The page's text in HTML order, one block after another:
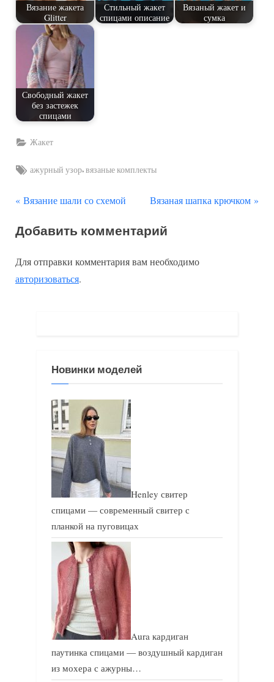
Вязание жакета
Glitter
Стильный жакет
спицами описание
Вязаный жакет и
сумка
Свободный жакет
без застежек
спицами
Жакет
Tags:
ажурный узор,вязаные комплекты
Навигация
по
записям
П
е
ы
д
Вязание шали со схемой
С
е
у
Вязаная шапка крючком
Добавить комментарий
Для отправки комментария вам необходимо
авторизоваться.
Новинки моделей
Henley свитер
спицами — современный свитер с
планкой на пуговицах
Aura кардиган
паутинка спицами — воздушный кардиган
из мохера с ажурны…